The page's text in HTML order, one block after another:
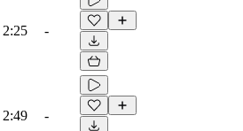
2:25 -
2:49 -